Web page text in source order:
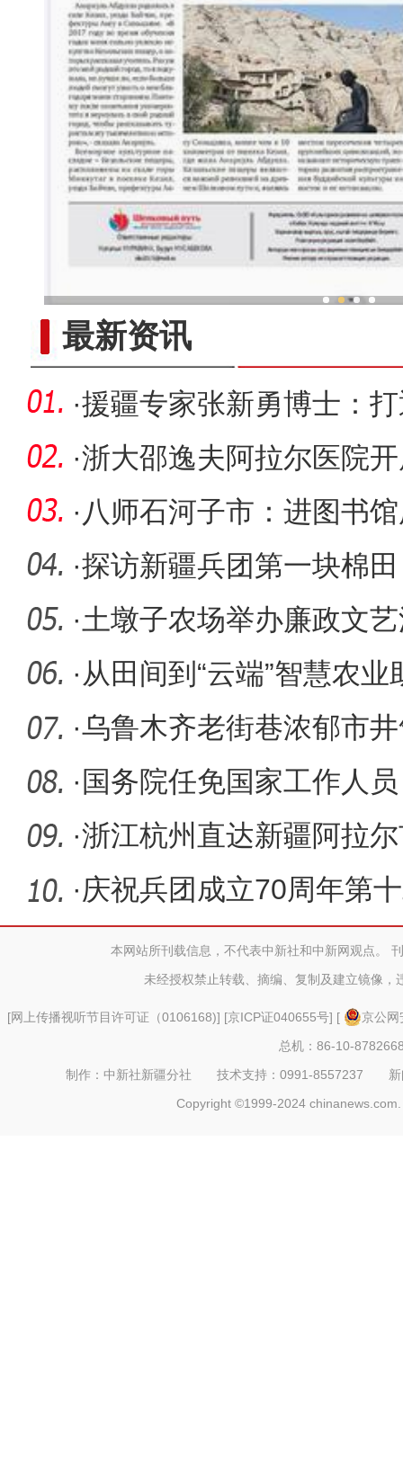
最新资讯
·援疆专家张新勇博士：
公里”
·浙大邵逸夫阿拉尔医院
舌根恶性
· 八师石河子市：进图书
快捷
·探访新疆兵团第一块棉田
·土墩子农场举办廉政文
· 从田间到“云端”智慧农
发展
·乌鲁木齐老街巷浓郁市
· 国务院任免国家工作人员
·浙江杭州直达新疆阿拉
·庆祝兵团成立70周年第
就巡礼·
本网站所刊载信息，不代表中新社和中新网观点。
未经授权禁止转载、摘编、复制及建立镜像，
[网上传播视听节目许可证（0106168)] [京ICP证040655号] [
京公
总机：86-10-
制作：中新社新疆分社 技术支持：0991-8557237
Copyright ©1999-2024